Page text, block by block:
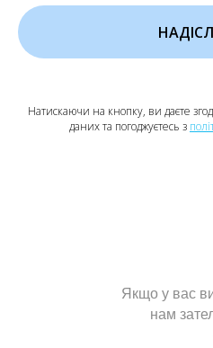
Натискаючи на кнопку, ви даєте
даних та погоджуєтесь з
Якщо у вас
нам